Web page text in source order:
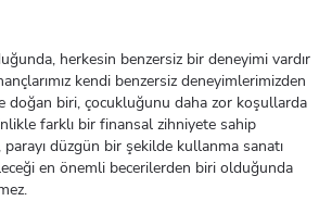
herkesin benzersiz bir deneyimi vardır
kendi benzersiz deneyimlerimizden
doğan biri, çocukluğunu daha zor koşullarda
farklı bir finansal zihniyete sahip
parayı düzgün bir şekilde kullanma sanatı
en önemli becerilerden biri olduğunda